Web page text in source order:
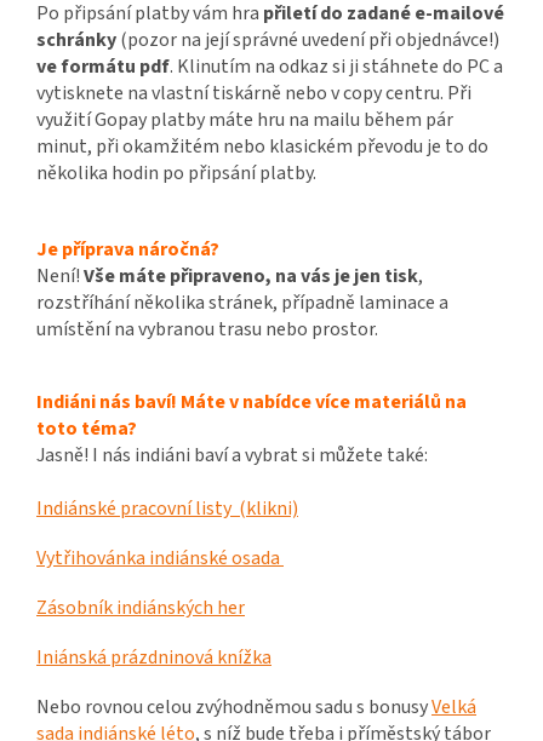
Po připsání platby vám hra přiletí do zadané e-mailové
schránky(pozor na její správné uvedení při objednávce!)
ve formátu pdf. Klinutím na odkaz si ji stáhnete do PC a
vytisknete na vlastní tiskárně nebo v copy centru. Při
využití Gopay platby máte hru na mailu během pár
minut, při okamžitém nebo klasickém převodu je to do
několika hodin po připsání platby.
Je příprava náročná?
Není!Vše máte připraveno, na vás je jen tisk,
rozstříhání několika stránek, případně laminace a
umístění na vybranou trasu nebo prostor.
Indiáni nás baví! Máte v nabídce více materiálů na
toto téma?
Jasně! I nás indiáni baví a vybrat si můžete také:
Indiánské pracovní listy (klikni)
Vytřihovánka indiánské osada
Zásobník indiánských her
Iniánská prázdninová knížka
Nebo rovnou celou zvýhodněmou sadu s bonusyVelká
sada indiánské léto, s níž bude třeba i příměstský tábor